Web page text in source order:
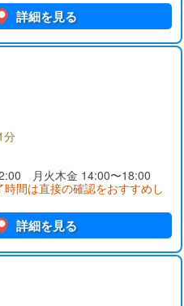
詳細を見る
分
月火木金 14:00〜18:00
時間は直接の確認をおすすめし
詳細を見る